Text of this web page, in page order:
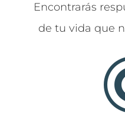
Encontrarás
de tu vida que